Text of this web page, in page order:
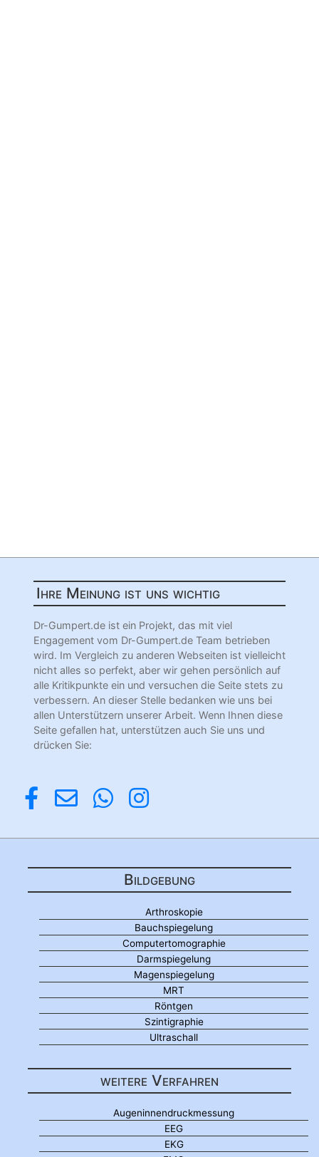
Ihre Meinung ist uns wichtig
Dr-Gumpert.de ist ein Projekt, das mit viel
Engagement vom Dr-Gumpert.de Team betrieben
wird. Im Vergleich zu anderen Webseiten ist vielleicht
nicht alles so perfekt, aber wir gehen persönlich auf
alle Kritikpunkte ein und versuchen die Seite stets zu
verbessern. An dieser Stelle bedanken wie uns bei
allen Unterstützern unserer Arbeit. Wenn Ihnen diese
Seite gefallen hat, unterstützen auch Sie uns und
drücken Sie:
Bildgebung
Arthroskopie
Bauchspiegelung
Computertomographie
Darmspiegelung
Magenspiegelung
MRT
Röntgen
Szintigraphie
Ultraschall
weitere Verfahren
Augeninnendruckmessung
EEG
EKG